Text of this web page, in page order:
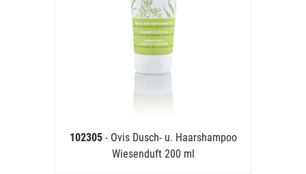
102305 - Ovis Dusch- u. Haarshampoo
Wiesenduft 200 ml